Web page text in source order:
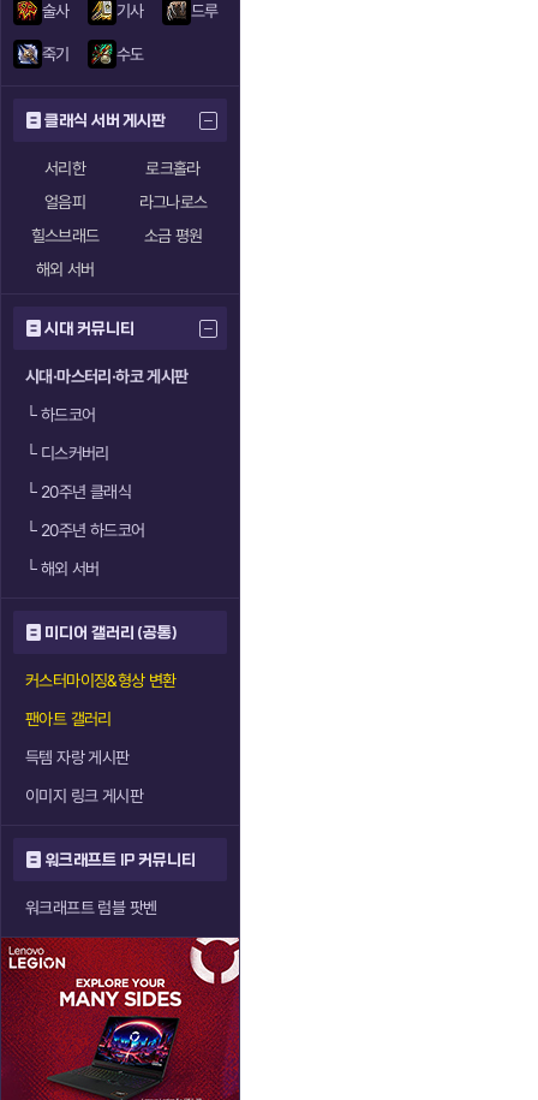
술사 기사 드루
죽기 수도
클래식 서버 게시판
서리한
로크홀라
얼음피
라그나로스
힐스브래드
소금 평원
해외 서버
시대 커뮤니티
시대·마스터리·하코 게시판
└하드코어
└디스커버리
└20주년 클래식
└20주년 하드코어
└해외 서버
미디어 갤러리 (공통)
커스터마이징&형상 변환
팬아트 갤러리
득템 자랑 게시판
이미지 링크 게시판
워크래프트 IP 커뮤니티
워크래프트 럼블 팟벤